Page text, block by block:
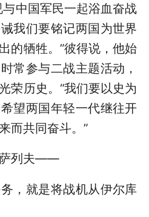
中国军民一起浴血奋战
我们要铭记两国为世界
的牺牲。”彼得说，他始
常参与二战主题活动，
荣历史。“我们要以史为
望两国年轻一代继往开
而共同奋斗。”
列夫——
就是将战机从伊尔库